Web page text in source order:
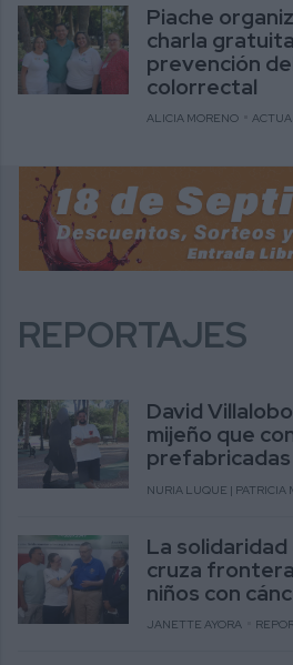
Piache
charla
prevención
colorrectal
ALICIA MORENO
REPORTAJES
David
mijeño que
NURIA LUQUE | PATRICIA
La solidaridad
cruza
niños con
JANETTE AYORA